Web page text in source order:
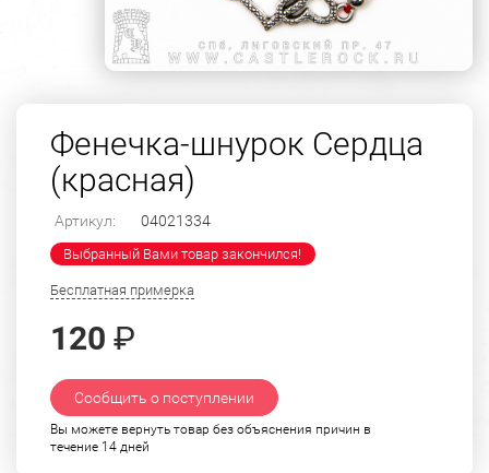
Фенечка-шнурок Сердца
(красная)
Артикул: 04021334
Выбранный Вами товар закончился!
Бесплатная примерка
120 ₽
Сообщить о поступлении
Вы можете вернуть товар без объяснения причин в
течение 14 дней